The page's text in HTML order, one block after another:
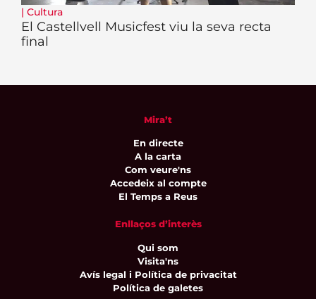
| Cultura
El Castellvell Musicfest viu la seva recta
final
Mira’t
En directe
A la carta
Com veure'ns
Accedeix al compte
El Temps a Reus
Enllaços d’interès
Qui som
Visita'ns
Avís legal i Política de privacitat
Política de galetes